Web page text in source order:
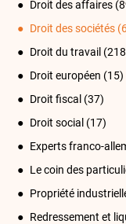
Droit des affaires
Droit des sociétés
Droit du travail
Droit européen (15)
Droit fiscal (37)
Droit social (17)
Experts franco-
Le coin des
Propriété
Redressement et